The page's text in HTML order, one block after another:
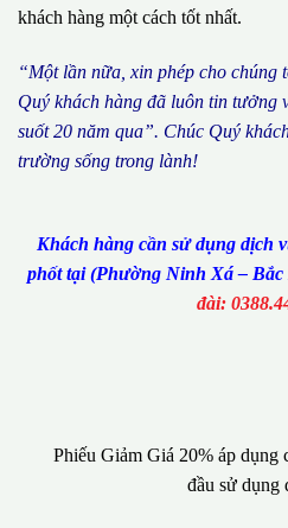
khách hàng một cách tốt nhất.
“Một lần nữa, xin phép cho chúng
Quý khách hàng đã luôn tin tưởng
suốt 20 năm qua”. Chúc Quý khá
trường sống trong lành!
Khách hàng cần sử dụng dịch
phốt tại (Phường Ninh Xá –
đài:
Phiếu Giảm Giá 20% áp dụng
đầu sử dụng